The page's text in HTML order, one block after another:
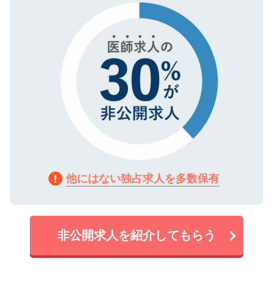
で、機密保持に関してもご安心ください。
他にはない独占求人を多数保有
非公開求人を紹介してもらう